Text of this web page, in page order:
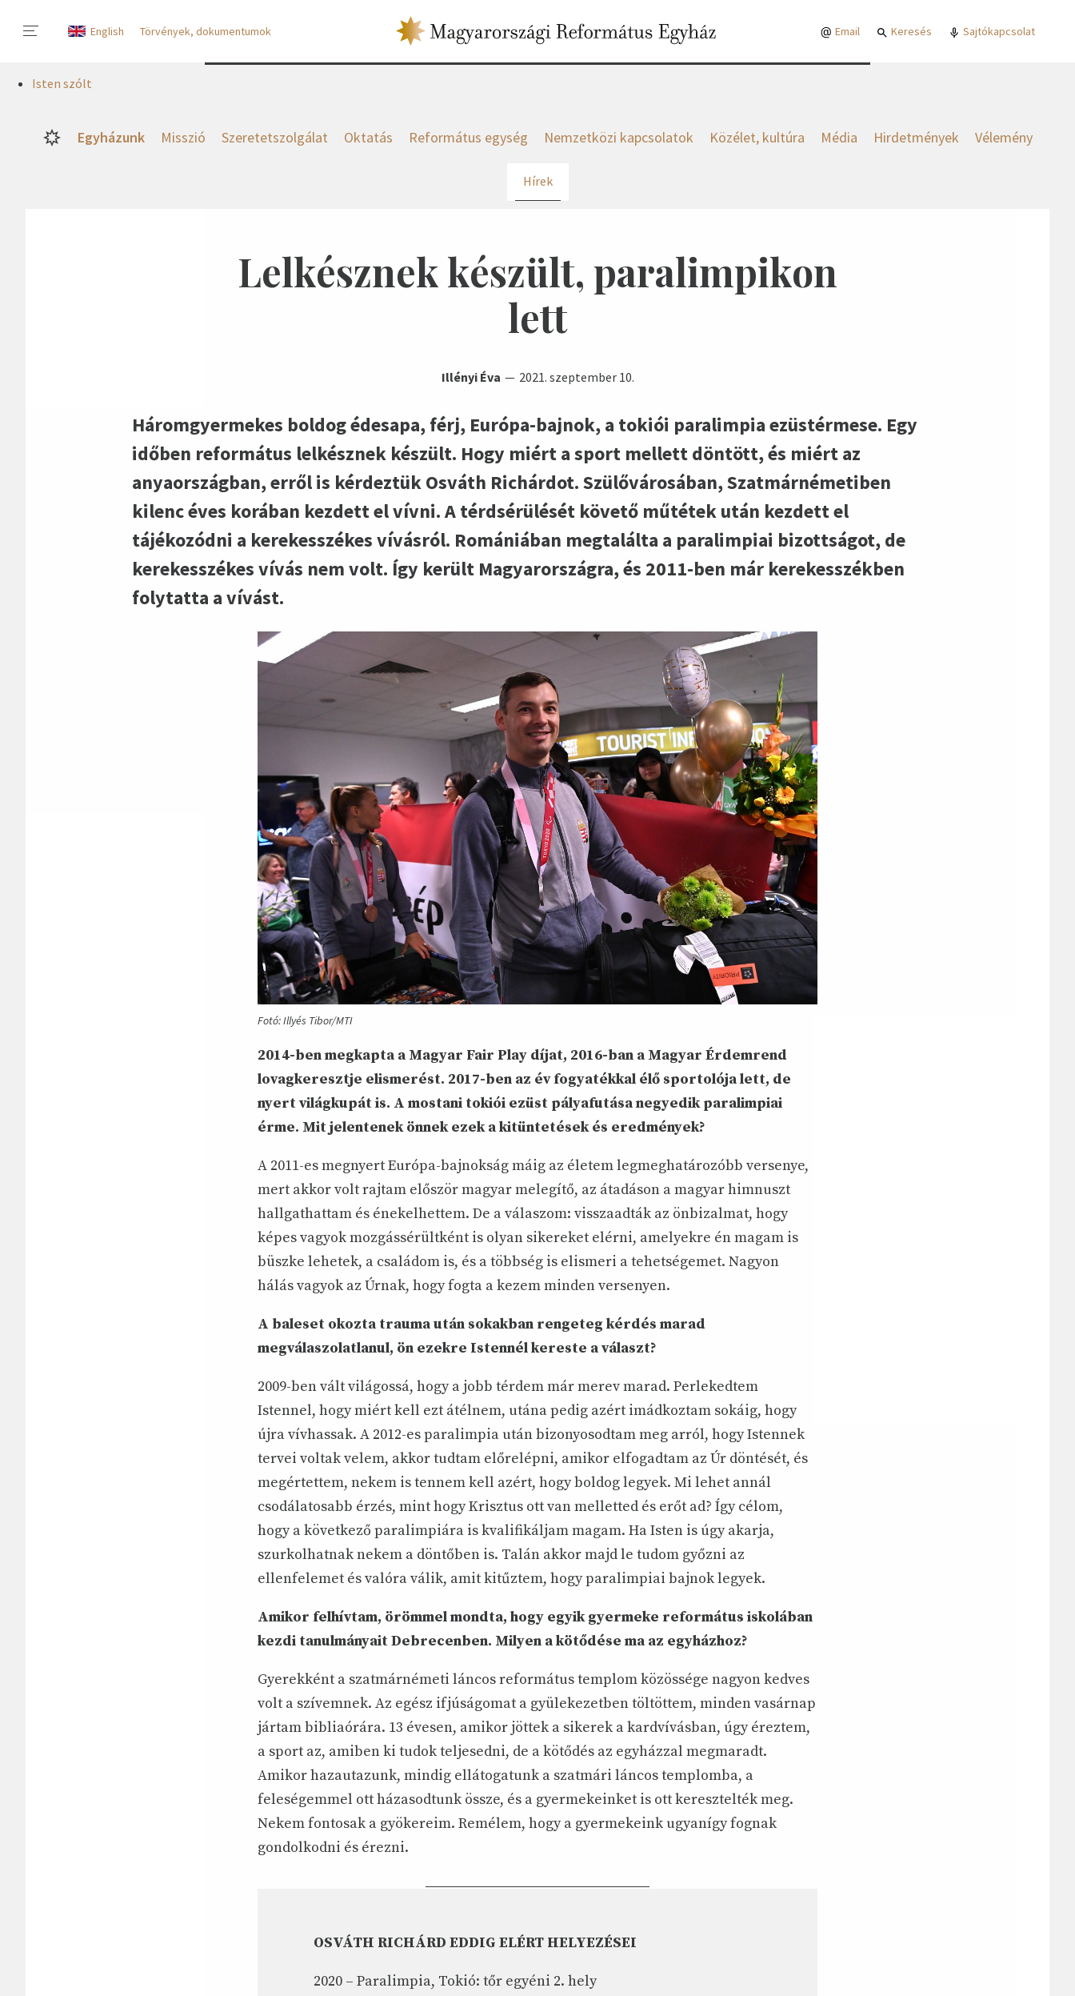
English Törvények, dokumentumok Email Keresés Sajtókapcsolat
Isten szólt
Egyházunk Misszió Szeretetszolgálat Oktatás Református egység Nemzetközi kapcsolatok Közélet, kultúra Média Hirdetmények Vélemény
Hírek
Lelkésznek készült, paralimpikon
lett
Illényi Éva 2021. szeptember 10.
Háromgyermekes boldog édesapa, férj, Európa-bajnok, a tokiói paralimpia ezüstérmese. Egy
időben református lelkésznek készült. Hogy miért a sport mellett döntött, és miért az
anyaországban, erről is kérdeztük Osváth Richárdot. Szülővárosában, Szatmárnémetiben
kilenc éves korában kezdett el vívni. A térdsérülését követő műtétek után kezdett el
tájékozódni a kerekesszékes vívásról. Romániában megtalálta a paralimpiai bizottságot, de
kerekesszékes vívás nem volt. Így került Magyarországra, és 2011-ben már kerekesszékben
folytatta a vívást.
Fotó: Illyés Tibor/MTI
2014-ben megkapta a Magyar Fair Play díjat, 2016-ban a Magyar Érdemrend
lovagkeresztje elismerést. 2017-ben az év fogyatékkal élő sportolója lett, de
nyert világkupát is. A mostani tokiói ezüst pályafutása negyedik paralimpiai
érme. Mit jelentenek önnek ezek a kitüntetések és eredmények?
A 2011-es megnyert Európa-bajnokság máig az életem legmeghatározóbb versenye,
mert akkor volt rajtam először magyar melegítő, az átadáson a magyar himnuszt
hallgathattam és énekelhettem. De a válaszom: visszaadták az önbizalmat, hogy
képes vagyok mozgássérültként is olyan sikereket elérni, amelyekre én magam is
büszke lehetek, a családom is, és a többség is elismeri a tehetségemet. Nagyon
hálás vagyok az Úrnak, hogy fogta a kezem minden versenyen.
A baleset okozta trauma után sokakban rengeteg kérdés marad
megválaszolatlanul, ön ezekre Istennél kereste a választ?
2009-ben vált világossá, hogy a jobb térdem már merev marad. Perlekedtem
Istennel, hogy miért kell ezt átélnem, utána pedig azért imádkoztam sokáig, hogy
újra vívhassak. A 2012-es paralimpia után bizonyosodtam meg arról, hogy Istennek
tervei voltak velem, akkor tudtam előrelépni, amikor elfogadtam az Úr döntését, és
megértettem, nekem is tennem kell azért, hogy boldog legyek. Mi lehet annál
csodálatosabb érzés, mint hogy Krisztus ott van melletted és erőt ad? Így célom,
hogy a következő paralimpiára is kvalifikáljam magam. Ha Isten is úgy akarja,
szurkolhatnak nekem a döntőben is. Talán akkor majd le tudom győzni az
ellenfelemet és valóra válik, amit kitűztem, hogy paralimpiai bajnok legyek.
Amikor felhívtam, örömmel mondta, hogy egyik gyermeke református iskolában
kezdi tanulmányait Debrecenben. Milyen a kötődése ma az egyházhoz?
Gyerekként a szatmárnémeti láncos református templom közössége nagyon kedves
volt a szívemnek. Az egész ifjúságomat a gyülekezetben töltöttem, minden vasárnap
jártam bibliaórára. 13 évesen, amikor jöttek a sikerek a kardvívásban, úgy éreztem,
a sport az, amiben ki tudok teljesedni, de a kötődés az egyházzal megmaradt.
Amikor hazautazunk, mindig ellátogatunk a szatmári láncos templomba, a
feleségemmel ott házasodtunk össze, és a gyermekeinket is ott keresztelték meg.
Nekem fontosak a gyökereim. Remélem, hogy a gyermekeink ugyanígy fognak
gondolkodni és érezni.
OSVÁTH RICHÁRD EDDIG ELÉRT HELYEZÉSEI
2020 – Paralimpia, Tokió: tőr egyéni 2. hely